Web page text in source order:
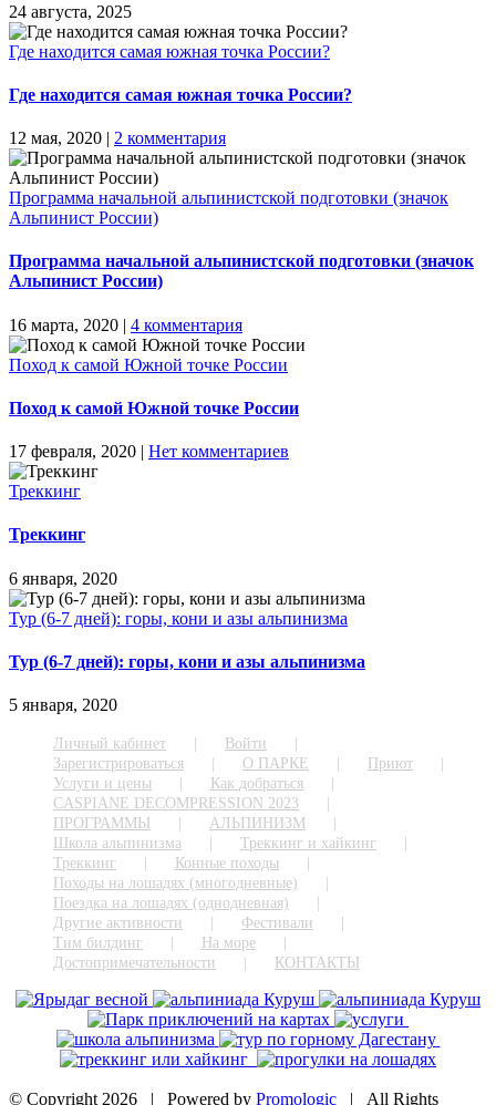
24 августа, 2025
Где находится самая южная точка России?
Где находится самая южная точка России?
12 мая, 2020 | 2 комментария
Программа начальной альпинистской подготовки (значок
Альпинист России)
Программа начальной альпинистской подготовки (значок
Альпинист России)
16 марта, 2020 | 4 комментария
Поход к самой Южной точке России
Поход к самой Южной точке России
17 февраля, 2020 | Нет комментариев
Треккинг
Треккинг
6 января, 2020
Тур (6-7 дней): горы, кони и азы альпинизма
Тур (6-7 дней): горы, кони и азы альпинизма
5 января, 2020
Личный кабинет
Войти
Зарегистрироваться
О ПАРКЕ
Приют
Услуги и цены
Как добраться
CASPIANE DECOMPRESSION 2023
ПРОГРАММЫ
АЛЬПИНИЗМ
Школа альпинизма
Треккинг и хайкинг
Треккинг
Конные походы
Походы на лошадях (многодневные)
Поездка на лошадях (однодневная)
Другие активности
Фестивали
Тим билдинг
На море
Достопримечательности
КОНТАКТЫ
© Copyright 2026 | Powered by Promologic | All Rights